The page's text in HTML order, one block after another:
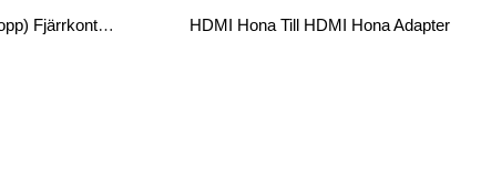
Procemax PX107-C (utlopp) Fjärrkontroll HDMI Hona Till HDMI Hona Adapter